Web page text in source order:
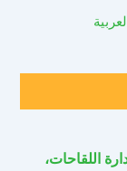
اللقاحات،